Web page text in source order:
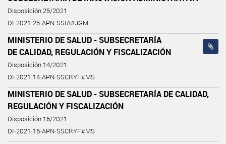
Disposición 25/2021
DI-2021-25-APN-SSIA#JGM
MINISTERIO DE SALUD - SUBSECRETARÍA
DE CALIDAD, REGULACIÓN Y FISCALIZACIÓN
Disposición 14/2021
DI-2021-14-APN-SSCRYF#MS
MINISTERIO DE SALUD - SUBSECRETARÍA DE CALIDAD,
REGULACIÓN Y FISCALIZACIÓN
Disposición 16/2021
DI-2021-16-APN-SSCRYF#MS